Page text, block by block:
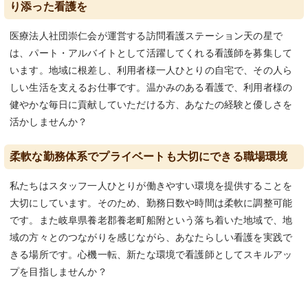
り添った看護を
医療法人社団崇仁会が運営する訪問看護ステーション天の星で
は、パート・アルバイトとして活躍してくれる看護師を募集して
います。地域に根差し、利用者様一人ひとりの自宅で、その人ら
しい生活を支えるお仕事です。温かみのある看護で、利用者様の
健やかな毎日に貢献していただける方、あなたの経験と優しさを
活かしませんか？
柔軟な勤務体系でプライベートも大切にできる職場環境
私たちはスタッフ一人ひとりが働きやすい環境を提供することを
大切にしています。そのため、勤務日数や時間は柔軟に調整可能
です。また岐阜県養老郡養老町船附という落ち着いた地域で、地
域の方々とのつながりを感じながら、あなたらしい看護を実践で
きる場所です。心機一転、新たな環境で看護師としてスキルアッ
プを目指しませんか？